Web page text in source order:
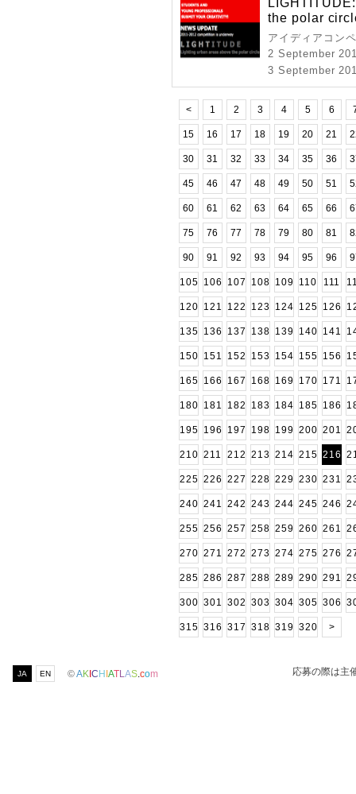
the polar
アイディアコン
2 September
3 September
< 1 2 3 4 5 6
15 16 17 18 19 20 21
30 31 32 33 34 35 36
45 46 47 48 49 50 51
60 61 62 63 64 65 66
75 76 77 78 79 80 81
90 91 92 93 94 95 96
105 106 107 108 109 110 111
120 121 122 123 124 125 126
135 136 137 138 139 140 141
150 151 152 153 154 155 156
165 166 167 168 169 170 171
180 181 182 183 184 185 186
195 196 197 198 199 200 201
210 211 212 213 214 215 216
225 226 227 228 229 230 231
240 241 242 243 244 245 246
255 256 257 258 259 260 261
270 271 272 273 274 275 276
285 286 287 288 289 290 291
300 301 302 303 304 305 306
315 316 317 318 319 320 >
JA EN ©AK C H ATLAS.com 応募の際は主